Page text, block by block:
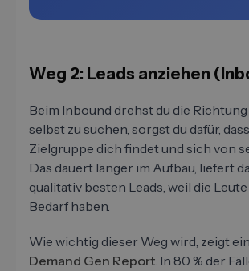
Weg 2: Leads anziehen
Beim Inbound drehst du die Richtung
selbst zu suchen, sorgst du dafür,
Zielgruppe dich findet und sich von
Das dauert länger im Aufbau, liefert
qualitativ besten Leads, weil die
Bedarf haben.
Wie wichtig dieser Weg wird, zeigt
Demand Gen Report. In 80 % der